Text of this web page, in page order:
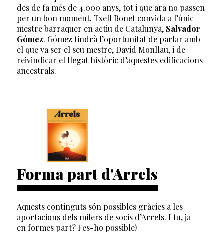
des de fa més de 4.000 anys, tot i que ara no passen
per un bon moment. Txell Bonet convida a l’únic
mestre barraquer en actiu de Catalunya, Salvador
Gómez. Gómez tindrà l’oportunitat de parlar amb
el que va ser el seu mestre, David Monllau, i de
reivindicar el llegat històric d’aquestes edificacions
ancestrals.
Forma part d'Arrels
Aquests continguts són possibles gràcies a les
aportacions dels milers de socis d’Arrels. I tu, ja
en formes part? Fes-ho possible!